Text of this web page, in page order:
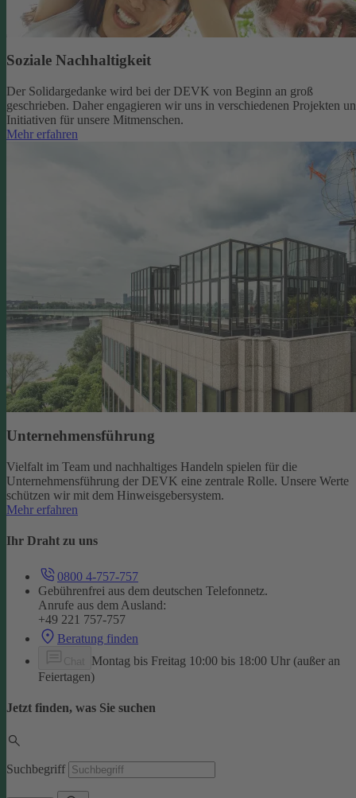
Soziale Nachhaltigkeit
Der Solidargedanke wird bei der DEVK von Beginn an groß
geschrieben. Daher engagieren wir uns in verschiedenen Projekten
Initiativen für unsere Mitmenschen.
Mehr erfahren
Unternehmensführung
Vielfalt im Team und nachhaltiges Handeln spielen für die
Unternehmensführung der DEVK eine zentrale Rolle. Unsere Werte
schützen wir mit dem Hinweisgebersystem.
Mehr erfahren
Ihr Draht zu uns
0800 4-757-757
Gebührenfrei aus dem deutschen Telefonnetz.
Anrufe aus dem Ausland:
+49 221 757-757
Beratung finden
Montag bis Freitag 10:00 bis 18:00 Uhr (außer an
Feiertagen)
Jetzt finden, was Sie suchen
Suchbegriff